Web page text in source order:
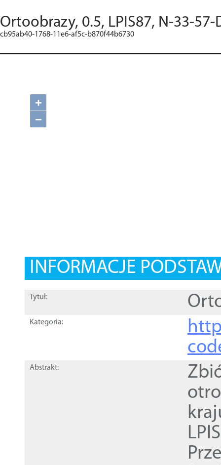
Ortoobrazy, 0.5, LPIS87, N-33-
cb95ab40-1768-11e6-af5c-b870f44b6730
+
−
INFORMACJE
Tytuł:
Kategoria:
Abstrakt: